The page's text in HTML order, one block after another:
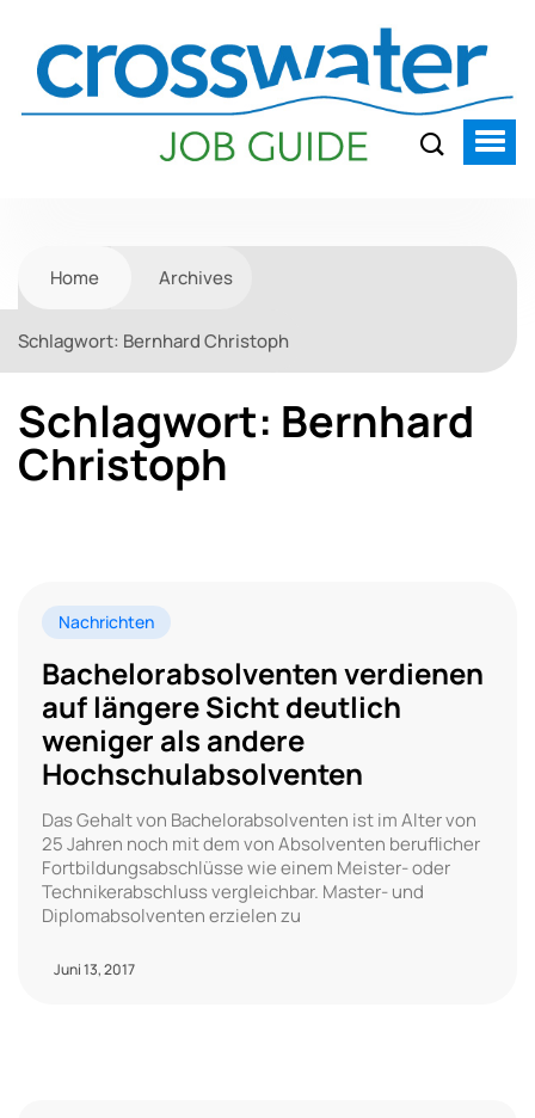
Home Archives
Schlagwort: Bernhard Christoph
Schlagwort: Bernhard
Christoph
Nachrichten
Bachelorabsolventen verdienen
auf längere Sicht deutlich
weniger als andere
Hochschulabsolventen
Das Gehalt von Bachelorabsolventen ist im Alter von
25 Jahren noch mit dem von Absolventen beruflicher
Fortbildungsabschlüsse wie einem Meister- oder
Technikerabschluss vergleichbar. Master- und
Diplomabsolventen erzielen zu
Juni 13, 2017